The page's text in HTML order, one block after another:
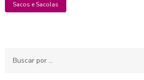
Sacos e Sacolas